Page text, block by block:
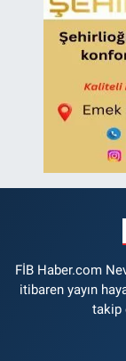
FİB Haber.com
itibaren yayın
takip